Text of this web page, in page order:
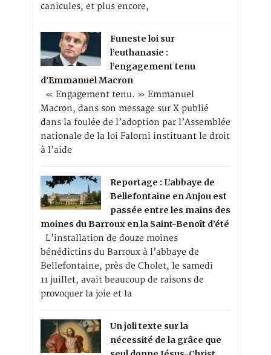
canicules, et plus encore,
Funeste loi sur
l’euthanasie :
l’engagement tenu
d’Emmanuel Macron
« Engagement tenu. » Emmanuel
Macron, dans son message sur X publié
dans la foulée de l’adoption par l’Assemblée
nationale de la loi Falorni instituant le droit
à l’aide
Reportage : L’abbaye de
Bellefontaine en Anjou est
passée entre les mains des
moines du Barroux en la Saint-Benoît d’été
L’installation de douze moines
bénédictins du Barroux à l’abbaye de
Bellefontaine, près de Cholet, le samedi
11 juillet, avait beaucoup de raisons de
provoquer la joie et la
Un joli texte sur la
nécessité de la grâce que